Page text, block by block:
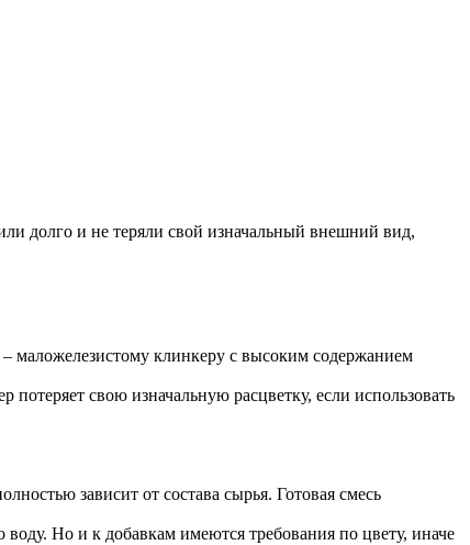
долго и не теряли свой изначальный внешний вид,
– маложелезистому клинкеру с высоким содержанием
свою изначальную расцветку, если использовать
зависит от состава сырья. Готовая смесь
воду. Но и к добавкам имеются требования по цвету, иначе